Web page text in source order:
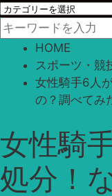
カ
テ
ゴ
HOME
スポーツ・競
女性騎手6人
の？調べてみ
女性騎
処分！